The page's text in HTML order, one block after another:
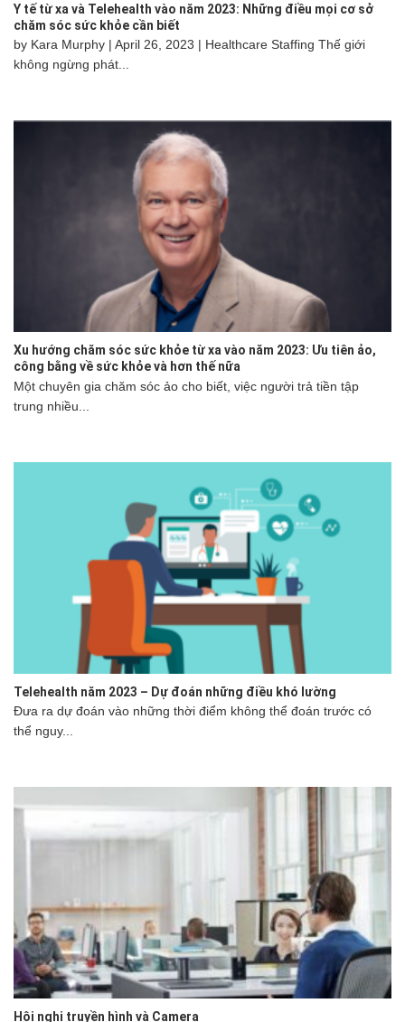
Y tế từ xa và Telehealth vào năm 2023: Những điều mọi cơ sở
chăm sóc sức khỏe cần biết
by Kara Murphy | April 26, 2023 | Healthcare Staffing Thế giới
không ngừng phát...
Xu hướng chăm sóc sức khỏe từ xa vào năm 2023: Ưu tiên ảo,
công bằng về sức khỏe và hơn thế nữa
Một chuyên gia chăm sóc ảo cho biết, việc người trả tiền tập
trung nhiều...
Telehealth năm 2023 – Dự đoán những điều khó lường
Đưa ra dự đoán vào những thời điểm không thể đoán trước có
thể nguy...
Hội nghị truyền hình và Camera